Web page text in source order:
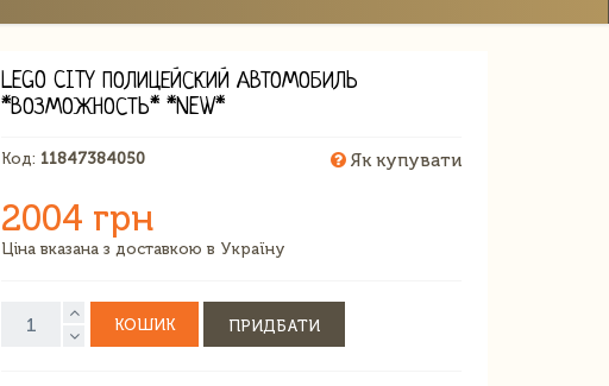
LEGO CITY ПОЛИЦЕЙСКИЙ АВТОМОБИЛЬ
*ВОЗМОЖНОСТЬ* *NEW*
Код: 11847384050 Як купувати
2004 грн
Ціна вказана з доставкою в Україну
КОШИК ПРИДБАТИ